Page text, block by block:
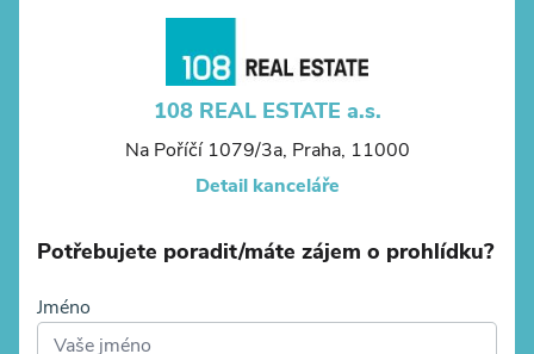
108 REAL ESTATE a.s.
Na Poříčí 1079/3a, Praha, 11000
Detail kanceláře
Potřebujete poradit/máte zájem o prohlídku?
Jméno